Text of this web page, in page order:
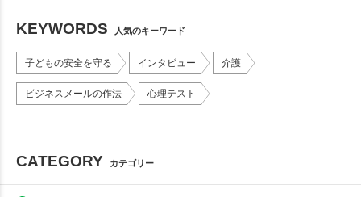
KEYWORDS 人気のキーワード
子どもの安全を守る インタビュー 介護
ビジネスメールの作法 心理テスト
CATEGORY カテゴリー